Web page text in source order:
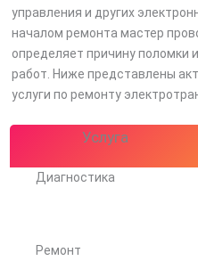
управления и других
началом ремонта мастер
определяет причину поломки
работ. Ниже представлены
услуги по ремонту
Услуга
Диагностика
Ремонт